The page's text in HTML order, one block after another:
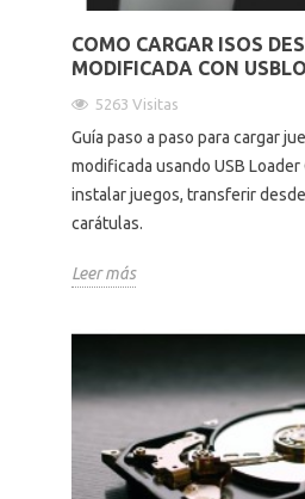
COMO CARGAR ISOS
MODIFICADA CON
5263 Visitas
Guía paso a paso para cargar
modificada usando USB Loader
instalar juegos, transferir
carátulas.
Leer más